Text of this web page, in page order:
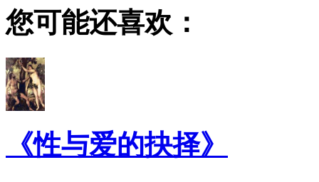
您可能还喜欢：
《性与爱的抉择》